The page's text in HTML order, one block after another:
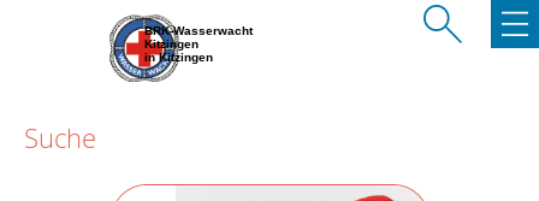
BRK-Wasserwacht
Kitzingen
in Kitzingen
Suche